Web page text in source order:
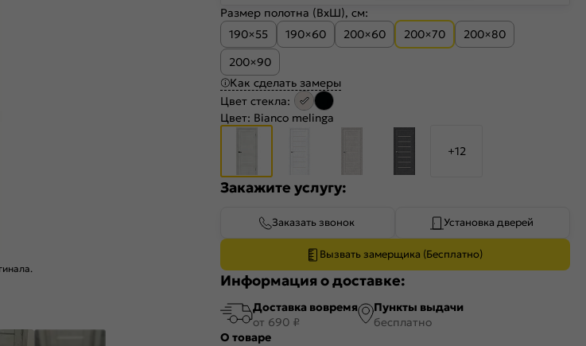
Размер полотна (ВхШ), см:
190×55
190×60 200×60 200×70
200×80
200×90
Как сделать замеры
Цвет стекла:
Цвет: Bianco melinga
+12
Закажите услугу:
Заказать звонок Установка дверей
Вызвать замерщика (Бесплатно)
Информация о доставке:
Доставка вовремя
от 690 ₽
Пункты выдачи
бесплатно
О товаре